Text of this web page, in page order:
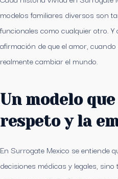
modelos familiares diversos son
funcionales como cualquier otro.
afirmación de que el amor,
realmente cambiar el mundo.
Un modelo
respeto y la
En Surrogate Mexico se entiende
decisiones médicas y legales,